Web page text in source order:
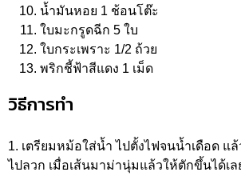
น้ำมันหอย 1 ช้อนโต๊ะ
ใบมะกรูดฉีก 5 ใบ
ใบกระเพราะ 1/2 ถ้วย
พริกชี้ฟ้าสีแดง 1 เม็ด
วิธีการทำ
1. เตรียมหม้อใส่น้ำ ไปตั้งไฟจนน้ำเดือด แ
ไปลวก เมื่อเส้นมาม่านุ่มแล้วให้ตักขึ้นได้เล